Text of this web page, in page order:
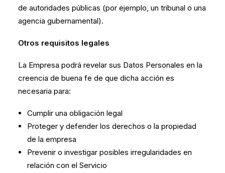
de autoridades públicas (por ejemplo, un tribunal o una
agencia gubernamental).
Otros requisitos legales
La Empresa podrá revelar sus Datos Personales en la
creencia de buena fe de que dicha acción es
necesaria para:
Cumplir una obligación legal
Proteger y defender los derechos o la propiedad
de la empresa
Prevenir o investigar posibles irregularidades en
relación con el Servicio